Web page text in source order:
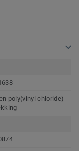
poly(vinyl chloride)